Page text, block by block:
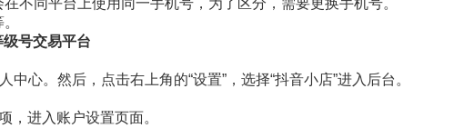
在不同平台上使用同一手机号，为了区分，需要更换手机号。
级号交易平台
心。然后，点击右上角的“设置”，选择“抖音小店”进入后台。
，进入账户设置页面。